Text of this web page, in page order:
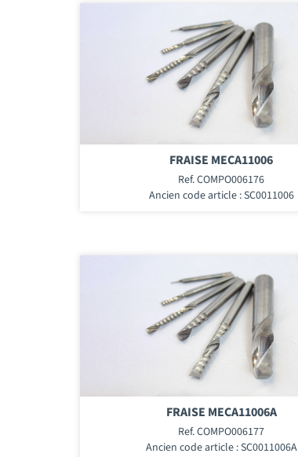
FRAISE MECA11006
Ref. COMPO006176
Ancien code article : SC0011006
FRAISE MECA11006A
Ref. COMPO006177
Ancien code article : SC0011006A